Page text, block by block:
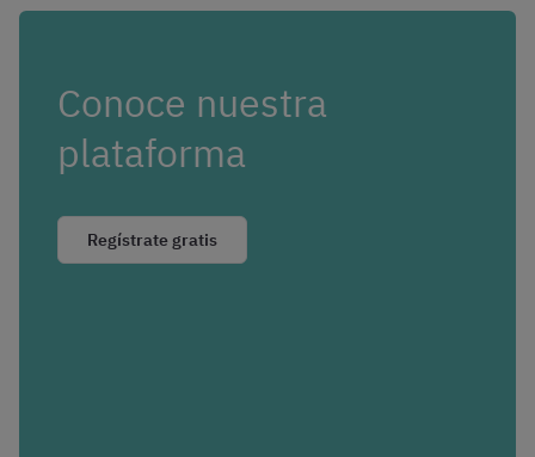
Conoce nuestra
plataforma
Regístrate gratis